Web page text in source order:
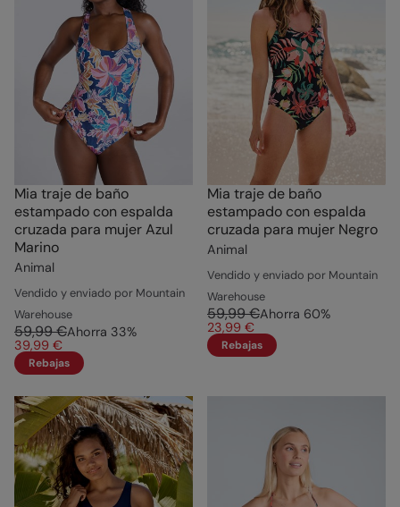
Mia traje de baño
estampado con espalda
cruzada para mujer Azul
Marino
Animal
Vendido y enviado por Mountain
Warehouse
59,99 €Ahorra 33%
39,99 €
Rebajas
Mia traje de baño
estampado con espalda
cruzada para mujer Negro
Animal
Vendido y enviado por Mountain
Warehouse
59,99 €Ahorra 60%
23,99 €
Rebajas